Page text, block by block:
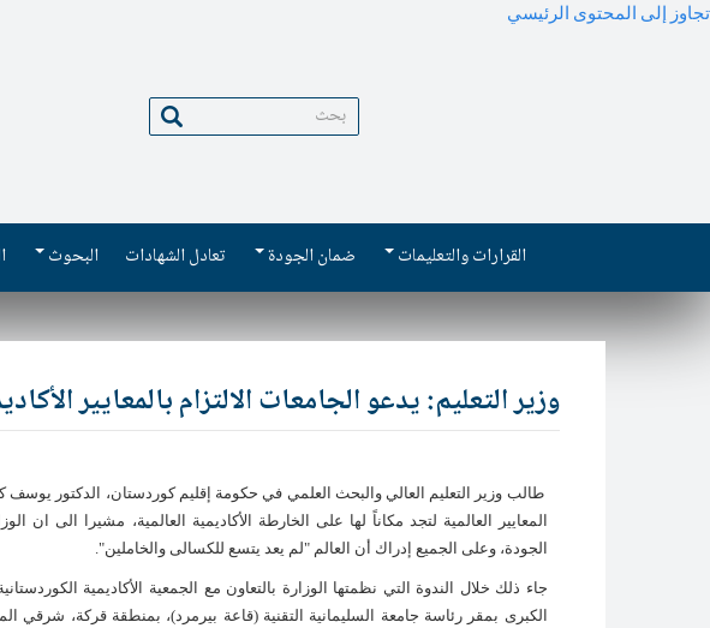
تجاوز إلى المحتوى الرئيسي
بحث
Main
navigation البحوث تعادل الشهادات ضمان الجودة القرارات والتعليمات
وزير التعليم: يدعو الجامعات الالتزام بالمعايير
طالب وزير التعليم العالي والبحث العلمي في حكومة إقليم كوردستان، الدكتور يوسف
المعايير العالمية لتجد مكاناً لها على الخارطة الأكاديمية العالمية، مشيرا الى
الجودة، وعلى الجميع إدراك أن العالم "لم يعد يتسع للكسالى والخاملين".
الكبرى بمقر رئاسة جامعة السليمانية التقنية (قاعة بيرمرد)، بمنطقة قركة، شرقي